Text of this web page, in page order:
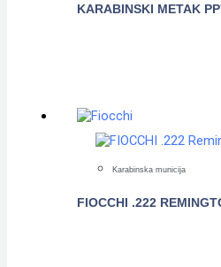
KARABINSKI METAK
Karabinska municija
FIOCCHI .222